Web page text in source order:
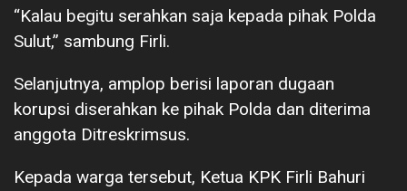
“Kalau begitu serahkan saja kepada pihak Polda
Sulut,” sambung Firli.
Selanjutnya, amplop berisi laporan dugaan
korupsi diserahkan ke pihak Polda dan diterima
anggota Ditreskrimsus.
Kepada warga tersebut, Ketua KPK Firli Bahuri